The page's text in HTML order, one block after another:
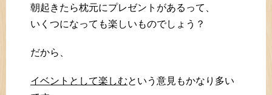
朝起きたら枕元にプレゼントがあるって、
いくつになっても楽しいものでしょう？
だから、
イベントとして楽しむという意見もかなり多い